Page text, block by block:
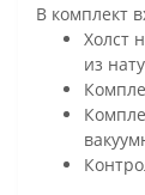
В комплект
Холст
из